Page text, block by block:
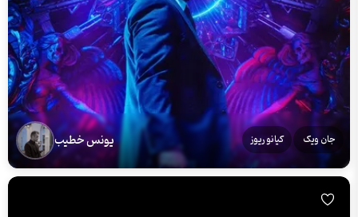
جان ویک کیانو ریوز یونس خطیب